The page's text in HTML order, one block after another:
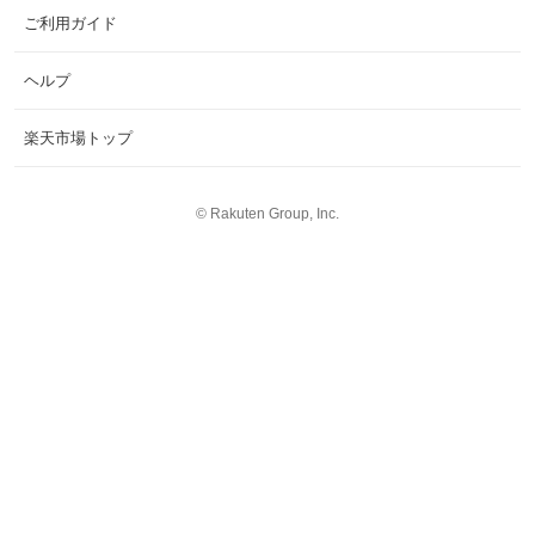
ご利用ガイド
ヘルプ
楽天市場トップ
© Rakuten Group, Inc.